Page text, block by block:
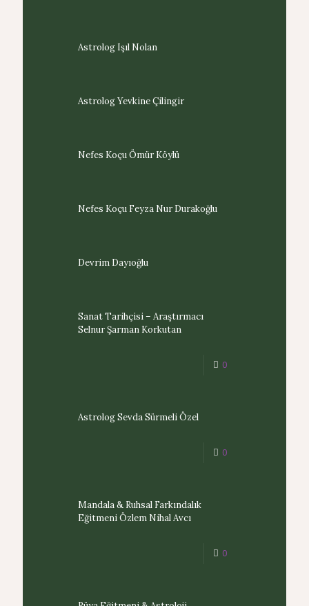
Astrolog Işıl Nolan
Astrolog Yevkine Çilingir
Nefes Koçu Ömür Köylü
Nefes Koçu Feyza Nur Durakoğlu
Devrim Dayıoğlu
Sanat Tarihçisi – Araştırmacı
Selnur Şarman Korkutan
0
Astrolog Sevda Sürmeli Özel
0
Mandala & Ruhsal Farkındalık
Eğitmeni Özlem Nihal Avcı
0